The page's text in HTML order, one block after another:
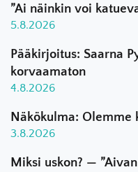
”Ai näinkin voi
5.8.2026
Pääkirjoitus: Saarna
korvaamaton
4.8.2026
Näkökulma: Olemme
3.8.2026
Miksi uskon? —